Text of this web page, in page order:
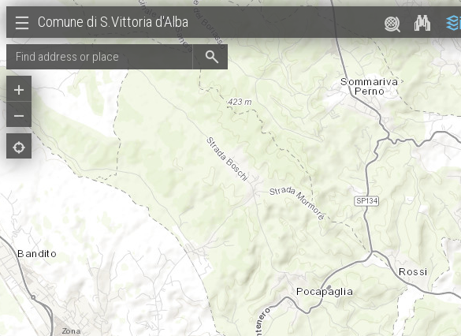
Comune di S.Vittoria d'Alba
Search